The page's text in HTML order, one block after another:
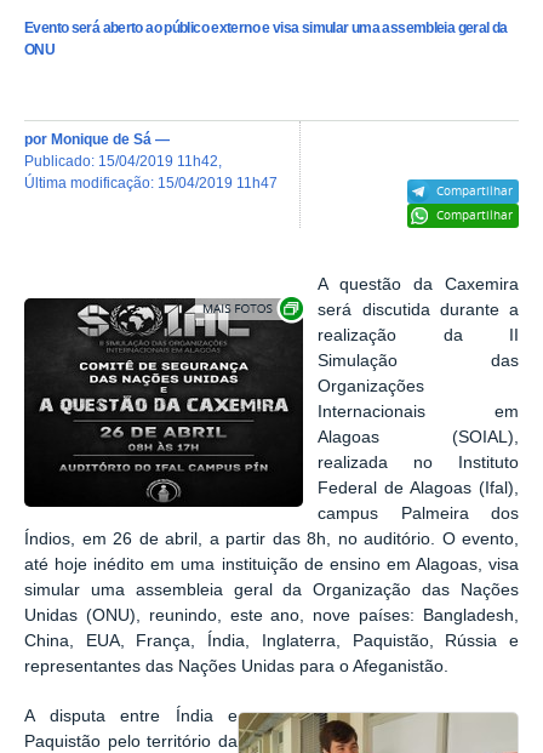
Evento será aberto ao público externo e visa simular uma assembleia geral da
ONU
Compartilhar
Compartilhar
por Monique de Sá —
publicado: 15/04/2019 11h42
última modificação: 15/04/2019 11h47
Exibir carrossel de imagens
Aquestão da Caxemira
será discutida durante a
realização da II
Simulação das
Organizações
Internacionais em
Alagoas (SOIAL),
realizada no Instituto
Federal de Alagoas (Ifal),
campus Palmeira dos
Índios, em 26 de abril, a partir das 8h, no auditório. O evento,
até hoje inédito em uma instituição de ensino em Alagoas, visa
simular uma assembleia geralda Organização das Nações
Unidas (ONU), reunindo, este ano, nove países: Bangladesh,
China, EUA, França, Índia, Inglaterra, Paquistão, Rússia e
representantes das Nações Unidas para o Afeganistão.
A disputa entre Índia e
Paquistão pelo território da